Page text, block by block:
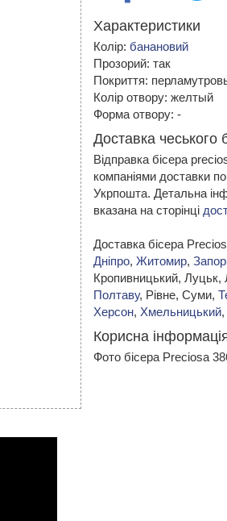
Характеристики
Колір: банановий
Прозорий: так
Покриття:
Колір отвору: желтый
Форма отвору: -
Доставка чеського
Відправка бісера
компаніями доставки
Укрпошта. Детальна
вказана на сторінці
Доставка бісера
Дніпро, Житомир,
Кропивницький, Луцьк,
Полтаву, Рівне, Суми,
Херсон, Хмельницький,
Корисна
Фото бісера Preciosa